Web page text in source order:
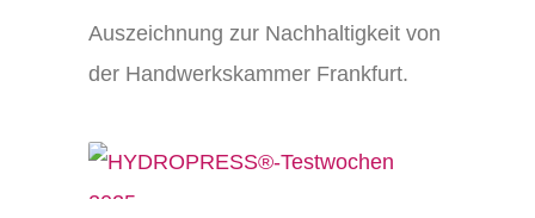
Auszeichnung zur Nachhaltigkeit von
der Handwerkskammer Frankfurt.